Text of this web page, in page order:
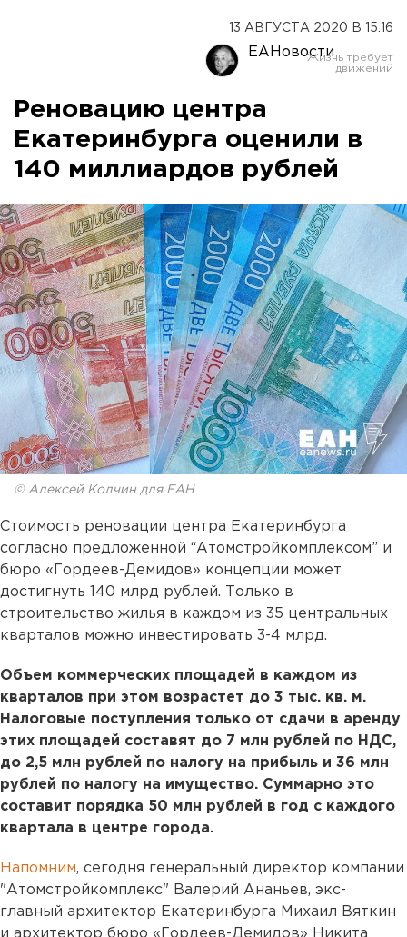
13 АВГУСТА 2020 В 15:16
ЕАНовости
Реновацию центра
Екатеринбурга оценили в
140 миллиардов рублей
© Алексей Колчин для ЕАН
Стоимость реновации центра Екатеринбурга
согласно предложенной “Атомстройкомплексом” и
бюро «Гордеев-Демидов» концепции может
достигнуть 140 млрд рублей. Только в
строительство жилья в каждом из 35 центральных
кварталов можно инвестировать 3-4 млрд.
Объем коммерческих площадей в каждом из
кварталов при этом возрастет до 3 тыс. кв. м.
Налоговые поступления только от сдачи в аренду
этих площадей составят до 7 млн рублей по НДС,
до 2,5 млн рублей по налогу на прибыль и 36 млн
рублей по налогу на имущество. Суммарно это
составит порядка 50 млн рублей в год с каждого
квартала в центре города.
Напомним, сегодня генеральный директор компании
"Атомстройкомплекс" Валерий Ананьев, экс-
главный архитектор Екатеринбурга Михаил Вяткин
и архитектор бюро «Гордеев-Демидов» Никита